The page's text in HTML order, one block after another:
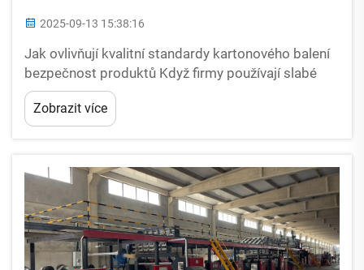
2025-09-13 15:38:16
Jak ovlivňují kvalitní standardy kartonového balení
bezpečnost produktů Když firmy používají slabé
materiály nebo chybně aplikují lepidlo, často
dochází k poškození produktů během přepravy.
Mezinárodní boxerská federace uvádí, že tato
Zobrazit více